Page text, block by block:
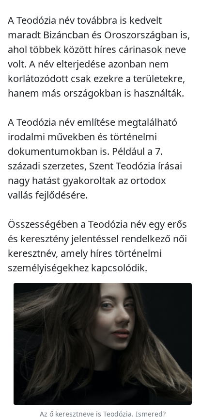
A Teodózia név továbbra is kedvelt
maradt Bizáncban és Oroszországban is,
ahol többek között híres cárinasok neve
volt. A név elterjedése azonban nem
korlátozódott csak ezekre a területekre,
hanem más országokban is használták.
A Teodózia név említése megtalálható
irodalmi művekben és történelmi
dokumentumokban is. Például a 7.
századi szerzetes, Szent Teodózia írásai
nagy hatást gyakoroltak az ortodox
vallás fejlődésére.
Összességében a Teodózia név egy erős
és keresztény jelentéssel rendelkező női
keresztnév, amely híres történelmi
személyiségekhez kapcsolódik.
Az ő keresztneve is Teodózia. Ismered?